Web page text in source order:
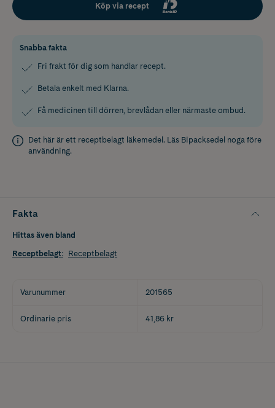
Köp via recept
Snabba fakta
Fri frakt för dig som handlar recept.
Betala enkelt med Klarna.
Få medicinen till dörren, brevlådan eller närmaste ombud.
Det här är ett receptbelagt läkemedel. Läs Bipacksedel noga före
användning.
Fakta
Hittas även bland
Receptbelagt: Receptbelagt
Varunummer 201565
Ordinarie pris 41,86 kr